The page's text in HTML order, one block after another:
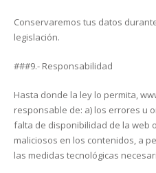
Conservaremos tus datos
legislación.
###9.- Responsabilidad
Hasta donde la ley lo permita,
responsable de: a) los errores u
falta de disponibilidad de la web
maliciosos en los contenidos, a
las medidas tecnológicas